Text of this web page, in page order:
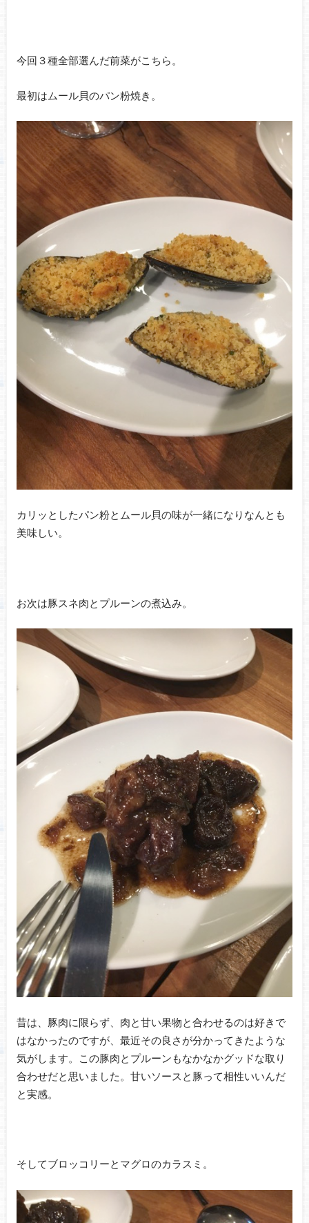
今回３種全部選んだ前菜がこちら。
最初はムール貝のパン粉焼き。
カリッとしたパン粉とムール貝の味が一緒になりなんとも
美味しい。
お次は豚スネ肉とプルーンの煮込み。
昔は、豚肉に限らず、肉と甘い果物と合わせるのは好きで
はなかったのですが、最近その良さが分かってきたような
気がします。この豚肉とプルーンもなかなかグッドな取り
合わせだと思いました。甘いソースと豚って相性いいんだ
と実感。
そしてブロッコリーとマグロのカラスミ。